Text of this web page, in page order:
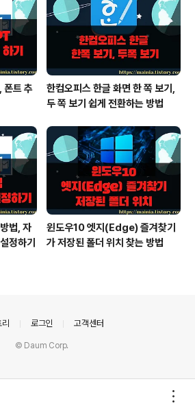
폰트 추
한컴오피스 한글 화면 한 쪽 보기,
두 쪽 보기 쉽게 전환하는 방법
법, 자
정하기
윈도우10 엣지(Edge) 즐겨찾기
가 저장된 폴더 위치 찾는 방법
로그인 고객센터
© Daum Corp.